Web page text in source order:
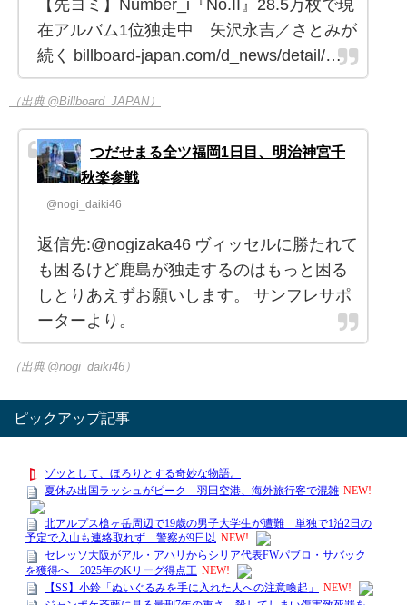
【先ヨミ】Number_i『No.II』28.5万枚で現
在アルバム1位独走中 矢沢永吉／さとみが
続く billboard-japan.com/d_news/detail/…
（出典 @Billboard_JAPAN）
つだせまる全ツ福岡1日目、明治神宮千
秋楽参戦
@nogi_daiki46
返信先:@nogizaka46 ヴィッセルに勝たれて
も困るけど鹿島が独走するのはもっと困る
しとりあえずお願いします。 サンフレサポ
ーターより。
（出典 @nogi_daiki46）
ピックアップ記事